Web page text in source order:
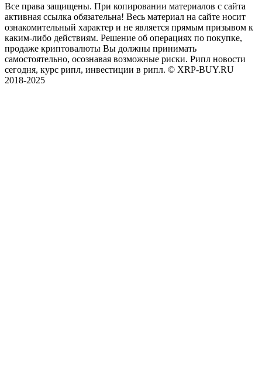
Все права защищены. При копировании материалов с сайта
активная ссылка обязательна! Весь материал на сайте носит
ознакомительный характер и не является прямым призывом к
каким-либо действиям. Решение об операциях по покупке,
продаже криптовалюты Вы должны принимать
самостоятельно, осознавая возможные риски. Рипл новости
сегодня, курс рипл, инвестиции в рипл. © XRP-BUY.RU
2018-2025